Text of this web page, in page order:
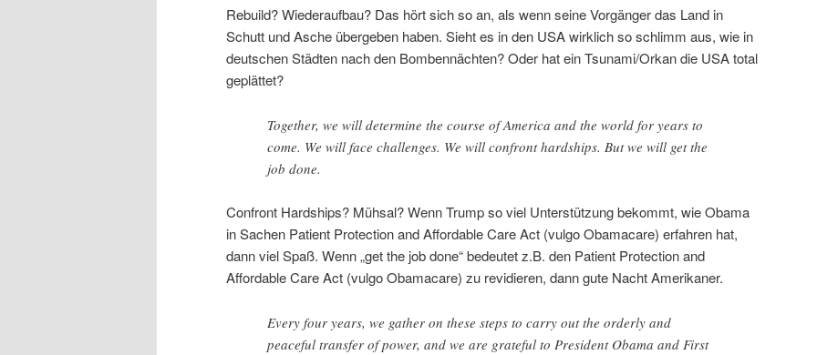
Rebuild? Wiederaufbau? Das hört sich so an, als wenn seine Vorgänger das Land in
Schutt und Asche übergeben haben. Sieht es in den USA wirklich so schlimm aus, wie in
deutschen Städten nach den Bombennächten? Oder hat ein Tsunami/Orkan die USA total
geplättet?
Together, we will determine the course of America and the world for years to
come. We will face challenges. We will confront hardships. But we will get the
job done.
Confront Hardships? Mühsal? Wenn Trump so viel Unterstützung bekommt, wie Obama
in Sachen Patient Protection and Affordable Care Act (vulgo Obamacare) erfahren hat,
dann viel Spaß. Wenn „get the job done“ bedeutet z.B. den Patient Protection and
Affordable Care Act (vulgo Obamacare) zu revidieren, dann gute Nacht Amerikaner.
Every four years, we gather on these steps to carry out the orderly and
peaceful transfer of power, and we are grateful to President Obama and First